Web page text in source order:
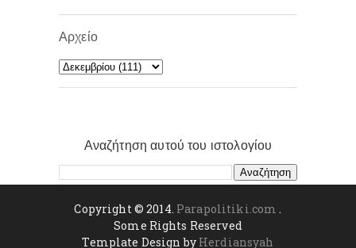
Αρχείο
Αναζήτηση αυτού του ιστολογίου
Copyright © 2014. Parapolitiki.com .
Some Rights Reserved
Template Design by Herdiansyah